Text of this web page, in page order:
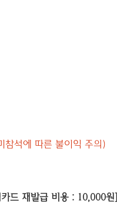
참석에 따른 불이익 주의)
카드 재발급 비용 : 10,000원]